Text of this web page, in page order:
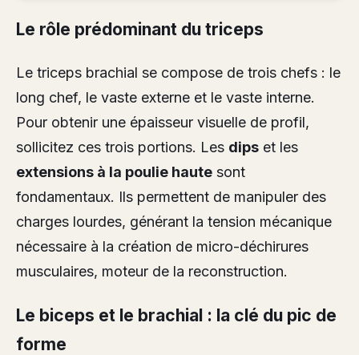
Le rôle prédominant du triceps
Le triceps brachial se compose de trois chefs : le
long chef, le vaste externe et le vaste interne.
Pour obtenir une épaisseur visuelle de profil,
sollicitez ces trois portions. Les dips et les
extensions à la poulie haute sont
fondamentaux. Ils permettent de manipuler des
charges lourdes, générant la tension mécanique
nécessaire à la création de micro-déchirures
musculaires, moteur de la reconstruction.
Le biceps et le brachial : la clé du pic de
forme